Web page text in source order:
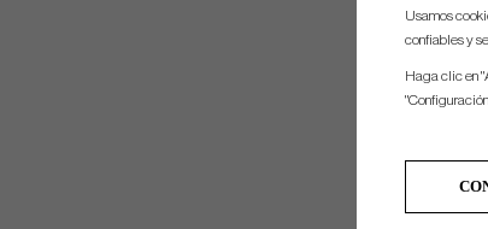
Usamos
confiables y
Haga clic en